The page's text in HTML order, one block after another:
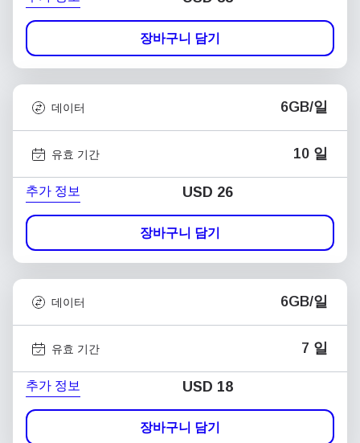
장바구니 담기
데이터 6GB/일
유효 기간 10 일
추가 정보 USD 26
장바구니 담기
데이터 6GB/일
유효 기간 7 일
추가 정보 USD 18
장바구니 담기